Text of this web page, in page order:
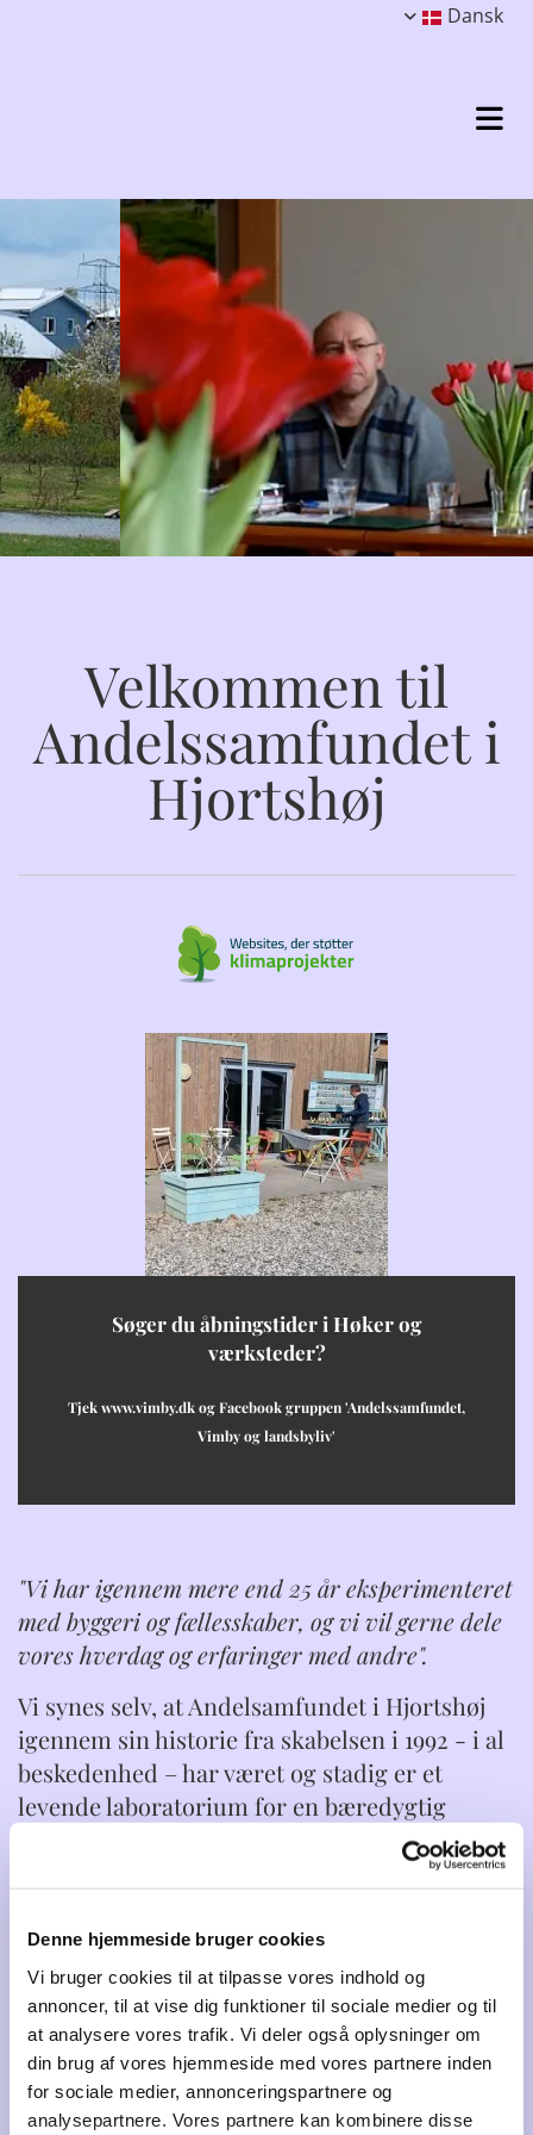
Denne hjemmeside bruger cookies
Vi bruger cookies til at tilpasse vores indhold og
annoncer, til at vise dig funktioner til sociale medier og til
at analysere vores trafik. Vi deler også oplysninger om
din brug af vores hjemmeside med vores partnere inden
for sociale medier, annonceringspartnere og
analysepartnere. Vores partnere kan kombinere disse
Dansk
Velkommen til
Andelssamfundet i
Hjortshøj
Søger du åbningstider i Høker og
værksteder?
Tjek www.vimby.dk og Facebook gruppen 'Andelssamfundet,
Vimby og landsbyliv'
"Vi har igennem mere end 25 år eksperimenteret
med byggeri og fællesskaber, og vi vil gerne dele
vores hverdag og erfaringer med andre".
Vi synes selv, at Andelsamfundet i Hjortshøj
igennem sin historie fra skabelsen i 1992 - i al
beskedenhed – har været og stadig er et
levende laboratorium for en bæredygtig
livsstil, og dermed én brik blandt mange til
inspiration for hele samfundet for en
Vi håber du vil få glæde af at læse med. Find
det du har brug for i menuen.